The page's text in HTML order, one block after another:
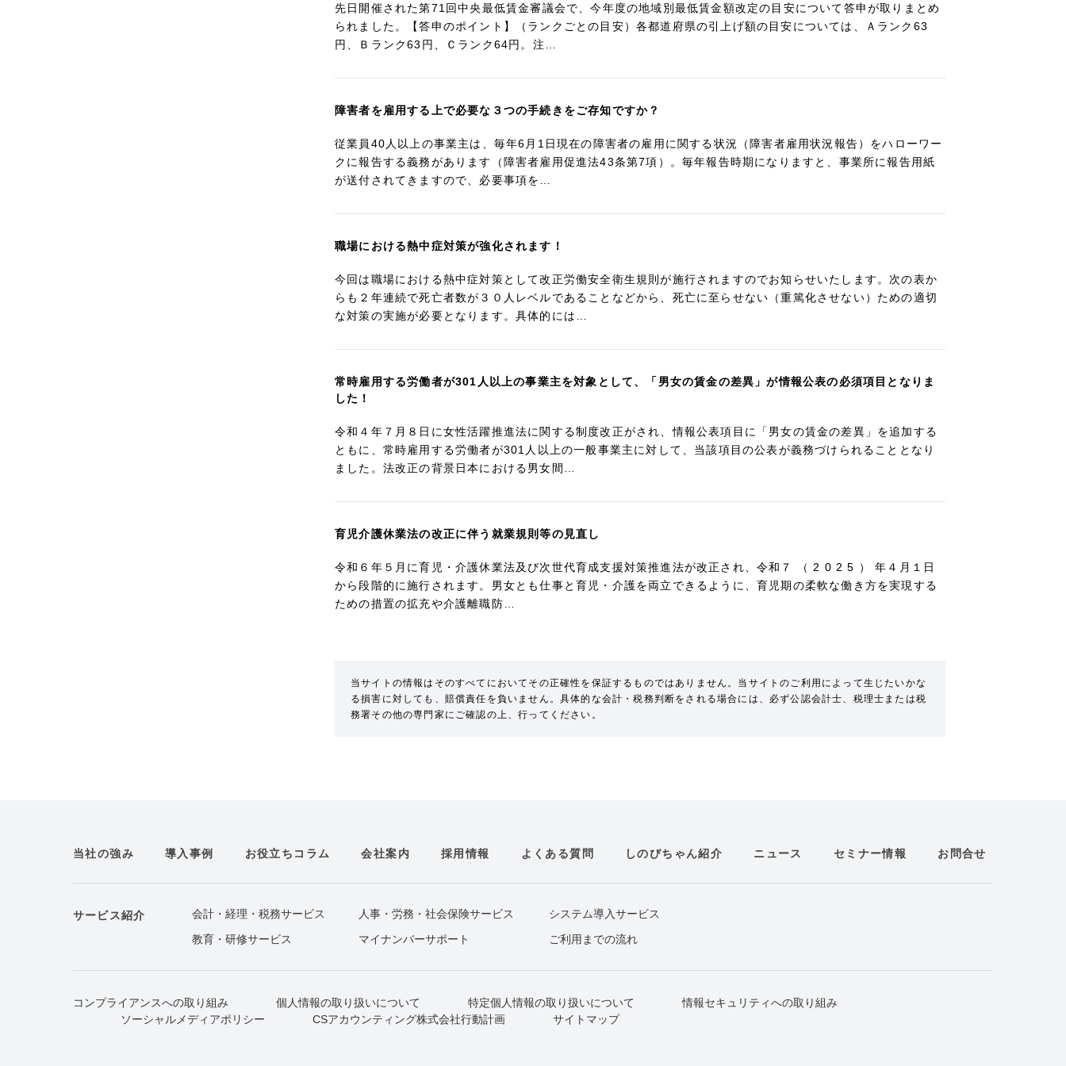
先日開催された第71回中央最低賃金審議会で、今年度の地域別最低賃金額改定の目安について答申が取りまとめ
られました。【答申のポイント】（ランクごとの目安）各都道府県の引上げ額の目安については、Ａランク63
円、Ｂランク63円、Ｃランク64円。注…
障害者を雇用する上で必要な３つの手続きをご存知ですか？
従業員40人以上の事業主は、毎年6月1日現在の障害者の雇用に関する状況（障害者雇用状況報告）をハローワー
クに報告する義務があります（障害者雇用促進法43条第7項）。毎年報告時期になりますと、事業所に報告用紙
が送付されてきますので、必要事項を…
職場における熱中症対策が強化されます！
今回は職場における熱中症対策として改正労働安全衛生規則が施行されますのでお知らせいたします。次の表か
らも２年連続で死亡者数が３０人レベルであることなどから、死亡に至らせない（重篤化させない）ための適切
な対策の実施が必要となります。具体的には…
常時雇用する労働者が301人以上の事業主を対象として、「男女の賃金の差異」が情報公表の必須項目となりま
した！
令和４年７月８日に女性活躍推進法に関する制度改正がされ、情報公表項目に「男女の賃金の差異」を追加する
ともに、常時雇用する労働者が301人以上の一般事業主に対して、当該項目の公表が義務づけられることとなり
ました。法改正の背景日本における男女間…
育児介護休業法の改正に伴う就業規則等の見直し
令和６年５月に育児・介護休業法及び次世代育成支援対策推進法が改正され、令和７ （ 2 0 2 5 ） 年４月１日
から段階的に施行されます。男女とも仕事と育児・介護を両立できるように、育児期の柔軟な働き方を実現する
ための措置の拡充や介護離職防…
当サイトの情報はそのすべてにおいてその正確性を保証するものではありません。当サイトのご利用によって生じたいかな
る損害に対しても、賠償責任を負いません。具体的な会計・税務判断をされる場合には、必ず公認会計士、税理士または税
務署その他の専門家にご確認の上、行ってください。
当社の強み 導入事例 お役立ちコラム 会社案内 採用情報 よくある質問 しのびちゃん紹介 ニュース セミナー情報 お問合せ
サービス紹介 会計・経理・税務サービス 人事・労務・社会保険サービス
システム導入サービス
教育・研修サービス
マイナンバーサポート ご利用までの流れ
コンプライアンスへの取り組み 個人情報の取り扱いについて 特定個人情報の取り扱いについて
情報セキュリティへの取り組み
ソーシャルメディアポリシー
CSアカウンティング株式会社行動計画 サイトマップ